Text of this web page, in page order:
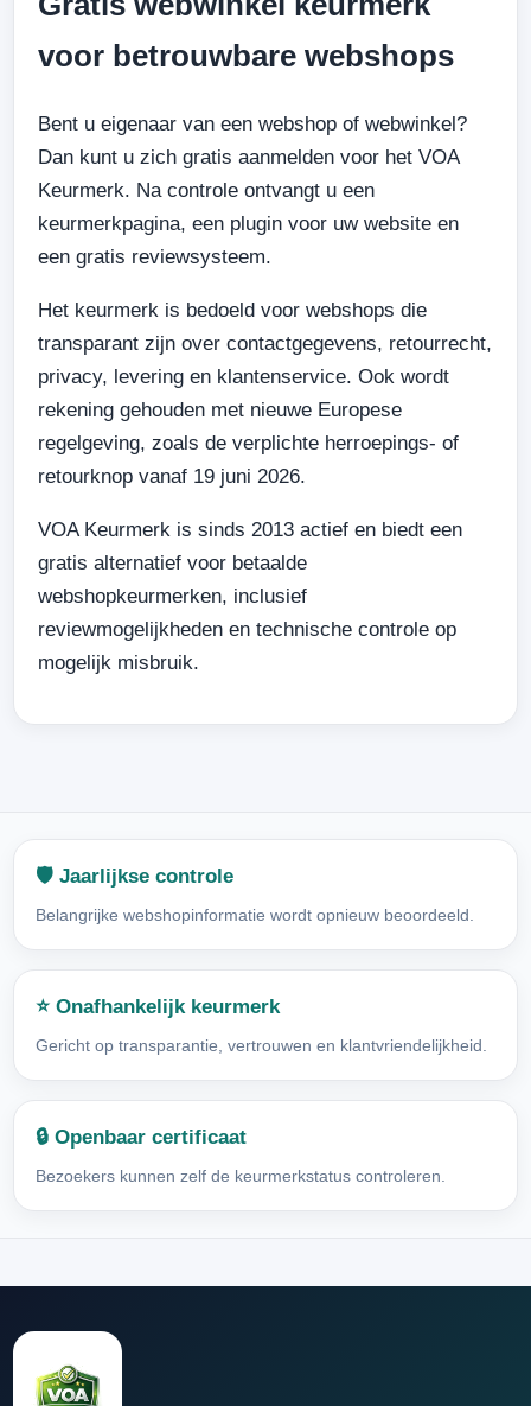
voor betrouwbare webshops
Bent u eigenaar van een webshop of webwinkel?
Dan kunt u zich gratis aanmelden voor het VOA
Keurmerk. Na controle ontvangt u een
keurmerkpagina, een plugin voor uw website en
een gratis reviewsysteem.
Het keurmerk is bedoeld voor webshops die
transparant zijn over contactgegevens, retourrecht,
privacy, levering en klantenservice. Ook wordt
rekening gehouden met nieuwe Europese
regelgeving, zoals de verplichte herroepings- of
retourknop vanaf 19 juni 2026.
VOA Keurmerk is sinds 2013 actief en biedt een
gratis alternatief voor betaalde
webshopkeurmerken, inclusief
reviewmogelijkheden en technische controle op
mogelijk misbruik.
🛡️ Jaarlijkse controle
Belangrijke webshopinformatie wordt opnieuw beoordeeld.
⭐ Onafhankelijk keurmerk
Gericht op transparantie, vertrouwen en klantvriendelijkheid.
🔒 Openbaar certificaat
Bezoekers kunnen zelf de keurmerkstatus controleren.